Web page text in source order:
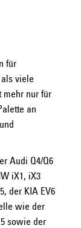
für
viele
mehr nur für
an
Audi Q4/Q6
iX1, iX3
der KIA EV6
wie der
sowie der